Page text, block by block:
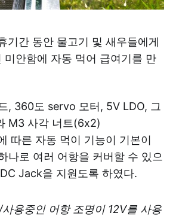
기간 동안 물고기 및 새우들에게
미안함에 자동 먹어 급여기를 만
, 360도 servo 모터, 5V LDO, 그
M3 사각 너트(6x2)
따른 자동 먹이 기능이 기본이
나로 여러 어항을 커버할 수 있으
Jack을 지원도록 하였다.
용중인 어항 조명이 12V를 사용